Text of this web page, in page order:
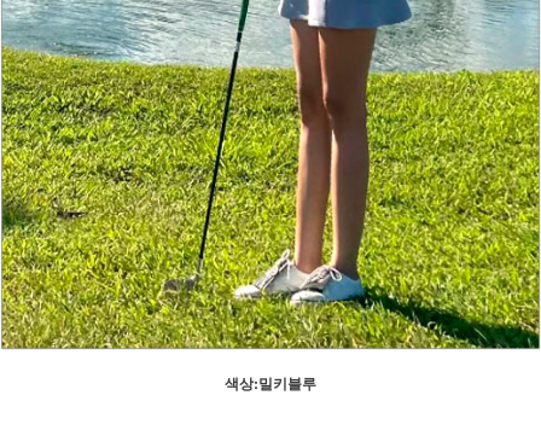
색상:밀키블루